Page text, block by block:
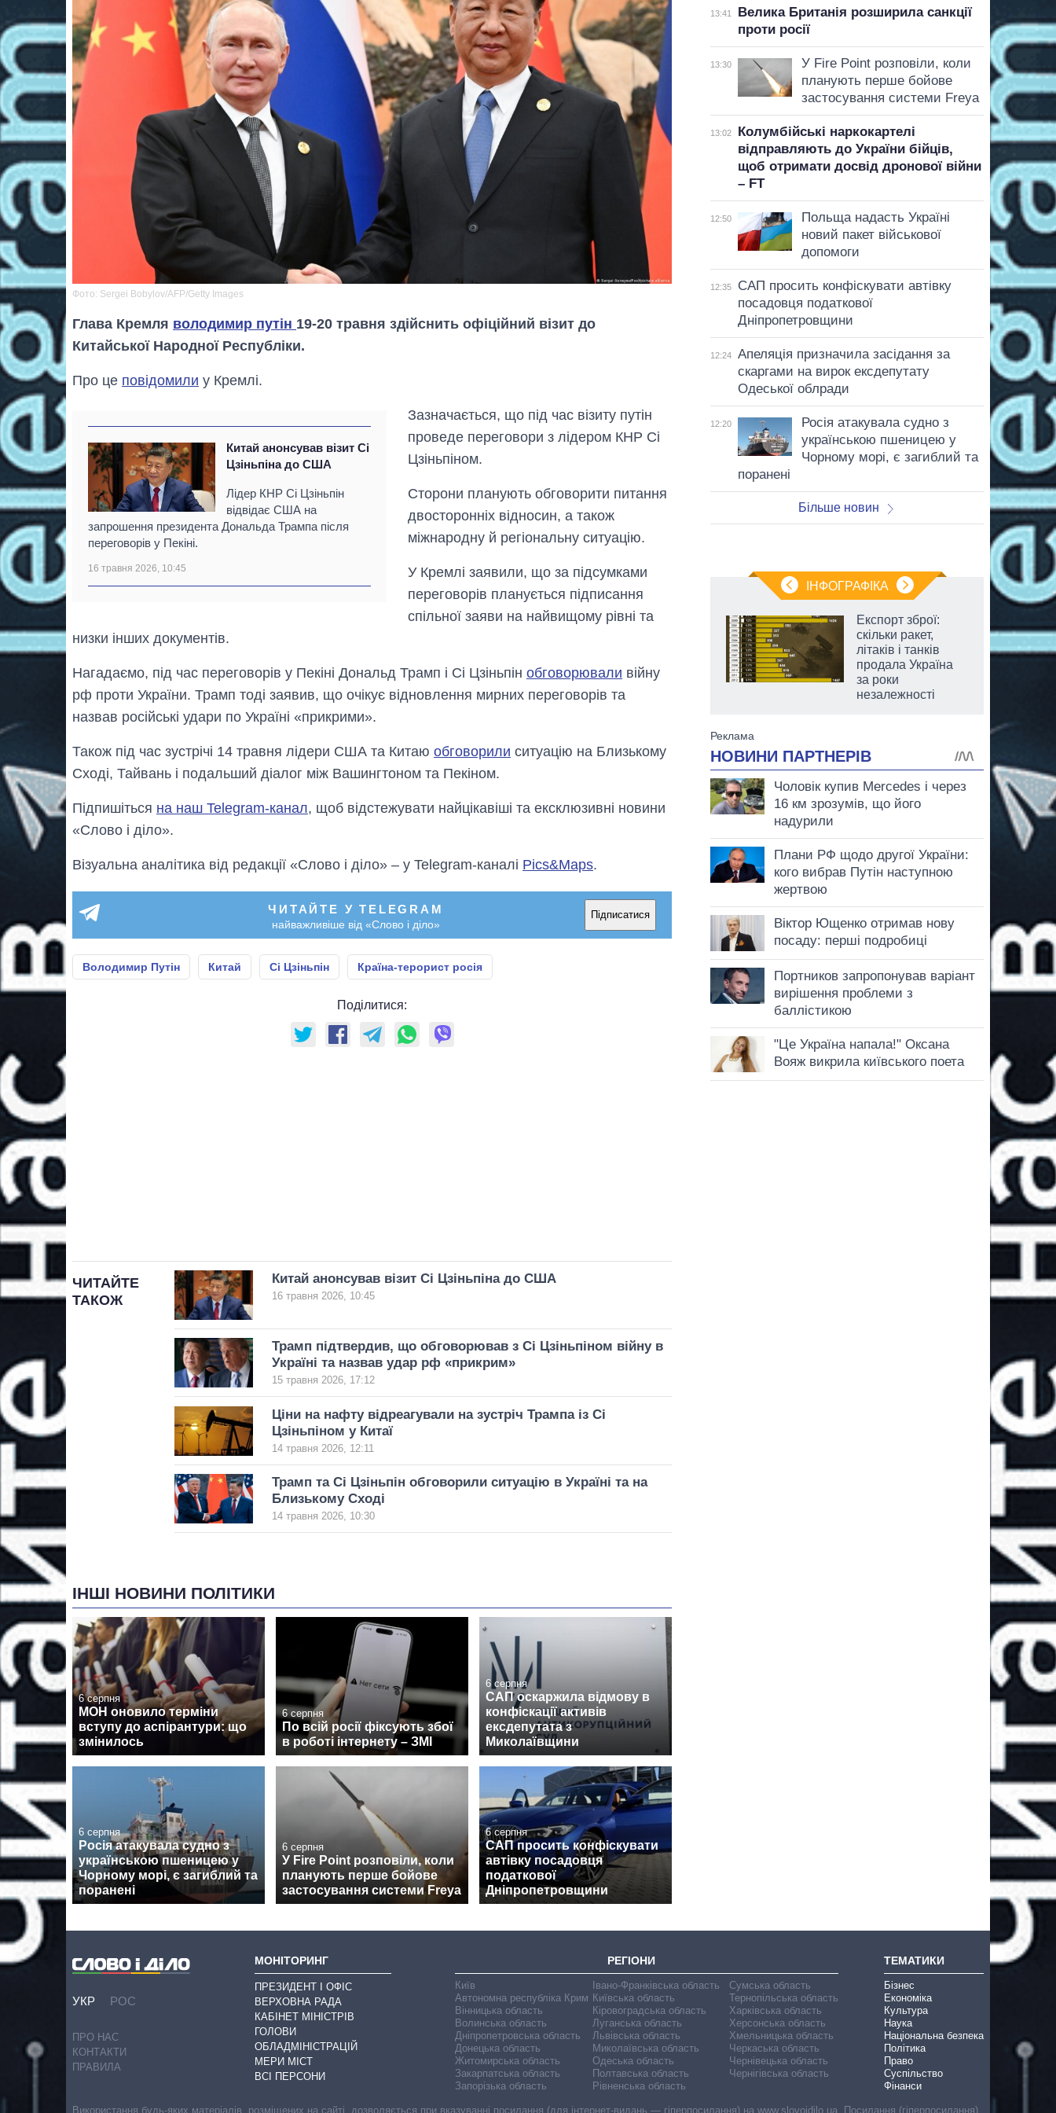
Фото: Sergei Bobylov/AFP/Getty Images
Глава Кремля володимир путін 19-20 травня здійснить офіційний візит до
Китайської Народної Республіки.
Про це повідомили у Кремлі.
Китай анонсував візит Сі
Цзіньпіна до США
Лідер КНР Сі Цзіньпін
відвідає США на
запрошення президента Дональда Трампа після
переговорів у Пекіні.
16 травня 2026, 10:45
Зазначається, що під час візиту путін
проведе переговори з лідером КНР Сі
Цзіньпіном.
Сторони планують обговорити питання
двосторонніх відносин, а також
міжнародну й регіональну ситуацію.
У Кремлі заявили, що за підсумками
переговорів планується підписання
спільної заяви на найвищому рівні та
низки інших документів.
Нагадаємо, під час переговорів у Пекіні Дональд Трамп і Сі Цзіньпін обговорювали війну
рф проти України. Трамп тоді заявив, що очікує відновлення мирних переговорів та
назвав російські удари по Україні «прикрими».
Також під час зустрічі 14 травня лідери США та Китаю обговорили ситуацію на Близькому
Сході, Тайвань і подальший діалог між Вашингтоном та Пекіном.
Підпишіться на наш Telegram-канал, щоб відстежувати найцікавіші та ексклюзивні новини
«Слово і діло».
Візуальна аналітика від редакції «Слово і діло» – у Telegram-каналі Pics&Maps.
ЧИТАЙТЕ У TELEGRAM
найважливіше від «Слово і діло»
Підписатися
Володимир Путін Китай Сі Цзіньпін Країна-терорист росія
Поділитися:
ЧИТАЙТЕ
ТАКОЖ
Китай анонсував візит Сі Цзіньпіна до США
16 травня 2026, 10:45
Трамп підтвердив, що обговорював з Сі Цзіньпіном війну в
Україні та назвав удар рф «прикрим»
15 травня 2026, 17:12
Ціни на нафту відреагували на зустріч Трампа із Сі
Цзіньпіном у Китаї
14 травня 2026, 12:11
Трамп та Сі Цзіньпін обговорили ситуацію в Україні та на
Близькому Сході
14 травня 2026, 10:30
ІНШІ НОВИНИ ПОЛІТИКИ
6 серпня
МОН оновило терміни
вступу до аспірантури: що
змінилось
6 серпня
По всій росії фіксують збої
в роботі інтернету – ЗМІ
6 серпня
САП оскаржила відмову в
конфіскації активів
ексдепутата з
Миколаївщини
6 серпня
Росія атакувала судно з
українською пшеницею у
Чорному морі, є загиблий та
поранені
6 серпня
У Fire Point розповіли, коли
планують перше бойове
застосування системи Freya
6 серпня
САП просить конфіскувати
автівку посадовця
податкової
Дніпропетровщини
13:41
Велика Британія розширила санкції
проти росії
13:30
У Fire Point розповіли, коли
планують перше бойове
застосування системи Freya
13:02
Колумбійські наркокартелі
відправляють до України бійців,
щоб отримати досвід дронової війни
– FT
12:50
Польща надасть Україні
новий пакет військової
допомоги
12:35
САП просить конфіскувати автівку
посадовця податкової
Дніпропетровщини
12:24
Апеляція призначила засідання за
скаргами на вирок ексдепутату
Одеської облради
12:20
Росія атакувала судно з
українською пшеницею у
Чорному морі, є загиблий та
поранені
Більше новин
ІНФОГРАФІКА
Скільки картоплі
великої війни
Експорт зброї:
скільки ракет,
літаків і танків
продала Україна
за роки
незалежності
УКР РОС
ПРО НАС
КОНТАКТИ
ПРАВИЛА
МОНІТОРИНГ
ПРЕЗИДЕНТ І ОФІС
ВЕРХОВНА РАДА
КАБІНЕТ МІНІСТРІВ
ГОЛОВИ
ОБЛАДМІНІСТРАЦІЙ
МЕРИ МІСТ
ВСІ ПЕРСОНИ
РЕГІОНИ
Київ
Автономна республіка Крим
Вінницька область
Волинська область
Дніпропетровська область
Донецька область
Житомирська область
Закарпатська область
Запорізька область
Івано-Франківська область
Київська область
Кіровоградська область
Луганська область
Львівська область
Миколаївська область
Одеська область
Полтавська область
Рівненська область
Сумська область
Тернопільська область
Харківська область
Херсонська область
Хмельницька область
Черкаська область
Чернівецька область
Чернігівська область
ТЕМАТИКИ
Бізнес
Економіка
Культура
Наука
Національна безпека
Політика
Право
Суспільство
Фінанси
Використання будь-яких матеріалів, розміщених на сайті, дозволяється при вказуванні посилання (для інтернет-видань — гіперпосилання) на www.slovoidilo.ua. Посилання (гіперпосилання)